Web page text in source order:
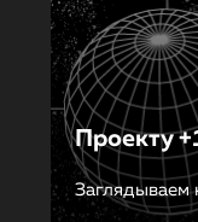
Проекту
Заглядываем